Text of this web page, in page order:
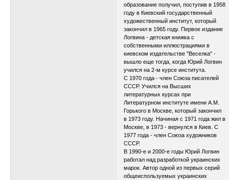
образование получил, поступив в 1958
году в Киевский государственный
художественный институт, который
закончил в 1965 году. Первое издание
Логвина - детская книжка с
собственными иллюстрациями в
киевском издательстве "Веселка" -
вышло еще тогда, когда Юрий Логвин
учился на 2-м курсе института.
С 1970 года - член Союза писателей
СССР. Учился на Высших
литературных курсах при
Литературном институте имени А.М.
Горького в Москве, который закончил
в 1973 году. Начиная с 1971 года жил в
Москве, в 1973 - вернулся в Киев. С
1977 года - член Союза художников
СССР.
В 1990-е и 2000-е годы Юрий Логвин
работал над разработкой украинских
марок. Автор одной из первых серий
общеиспользуемых украинских